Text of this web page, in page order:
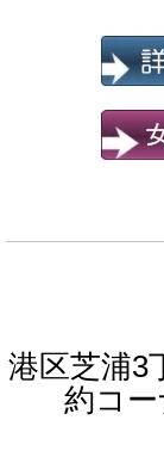
港区芝浦3
約コ